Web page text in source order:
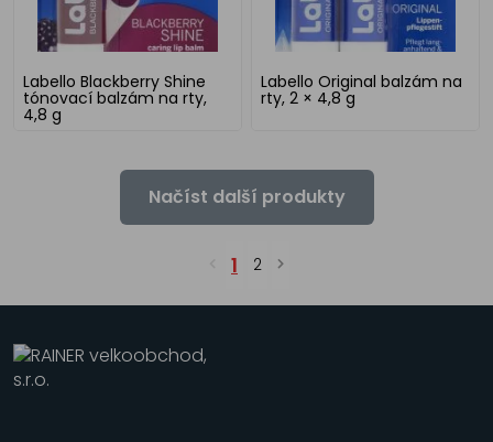
Labello Blackberry Shine
tónovací balzám na rty,
4,8 g
Labello Original balzám na
rty, 2 × 4,8 g
Načíst další produkty
1 2